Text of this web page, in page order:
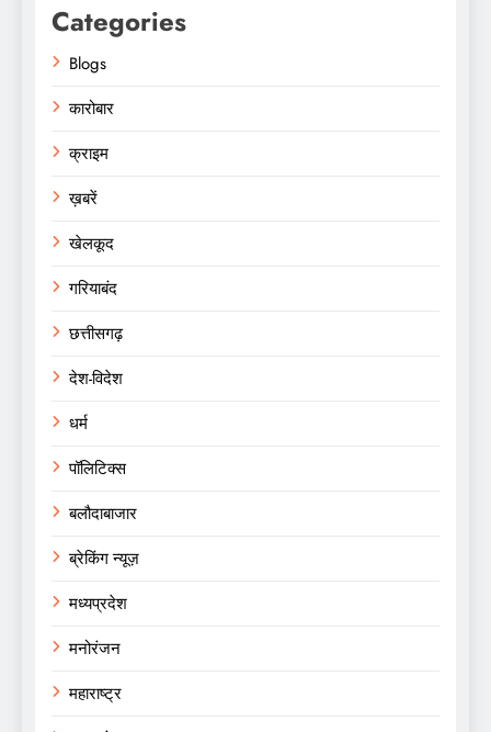
Categories
Blogs
कारोबार
क्राइम
ख़बरें
खेलकूद
गरियाबंद
छत्तीसगढ़
देश-विदेश
धर्म
पॉलिटिक्स
बलौदाबाजार
ब्रेकिंग न्यूज़
मध्यप्रदेश
मनोरंजन
महाराष्ट्र